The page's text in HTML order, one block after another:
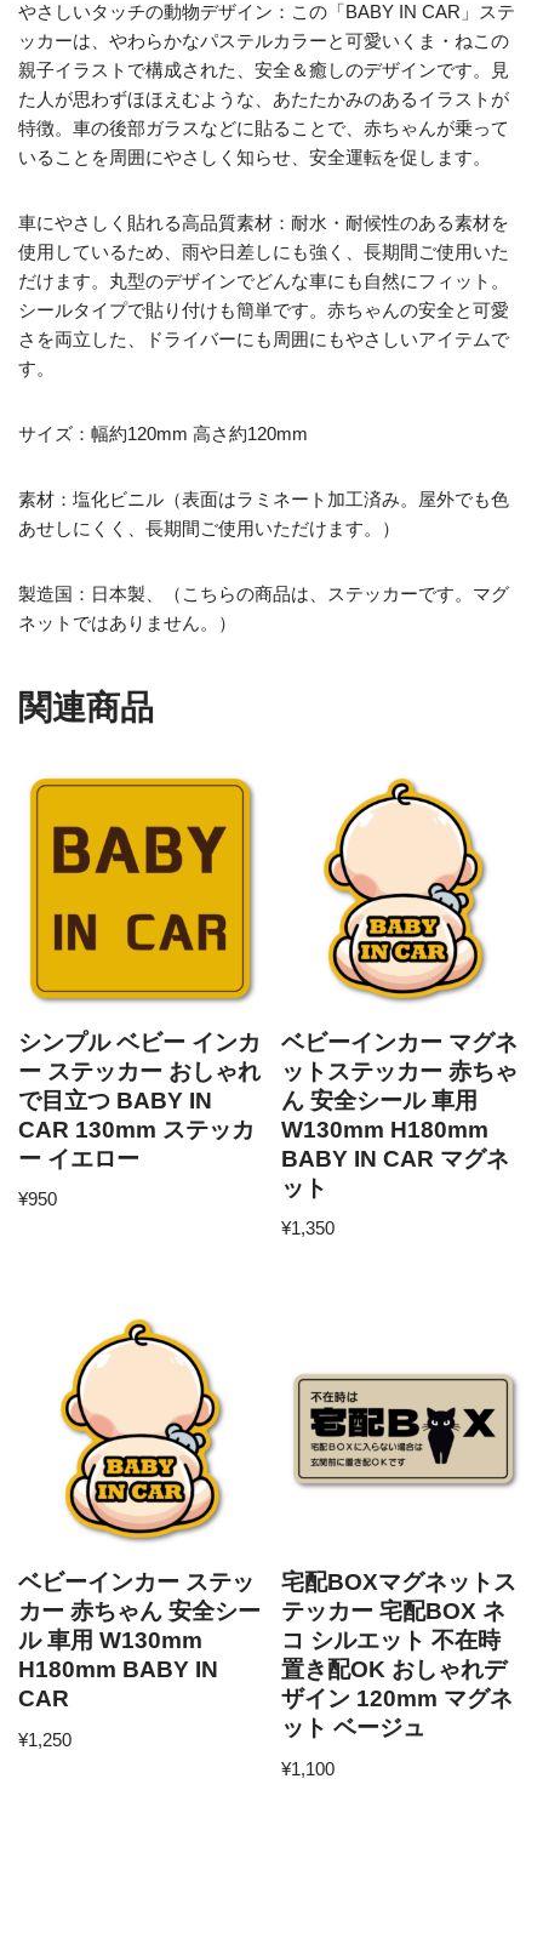
やさしいタッチの動物デザイン：この「BABY IN CAR」ステ
ッカーは、やわらかなパステルカラーと可愛いくま・ねこの
親子イラストで構成された、安全＆癒しのデザインです。見
た人が思わずほほえむような、あたたかみのあるイラストが
特徴。車の後部ガラスなどに貼ることで、赤ちゃんが乗って
いることを周囲にやさしく知らせ、安全運転を促します。
車にやさしく貼れる高品質素材：耐水・耐候性のある素材を
使用しているため、雨や日差しにも強く、長期間ご使用いた
だけます。丸型のデザインでどんな車にも自然にフィット。
シールタイプで貼り付けも簡単です。赤ちゃんの安全と可愛
さを両立した、ドライバーにも周囲にもやさしいアイテムで
す。
サイズ：幅約120mm 高さ約120mm
素材：塩化ビニル（表面はラミネート加工済み。屋外でも色
あせしにくく、長期間ご使用いただけます。）
製造国：日本製、（こちらの商品は、ステッカーです。マグ
ネットではありません。）
関連商品
シンプル ベビー インカ
ー ステッカー おしゃれ
で目立つ BABY IN
CAR 130mm ステッカ
ー イエロー
¥950
ベビーインカー マグネ
ットステッカー 赤ちゃ
ん 安全シール 車用
W130mm H180mm
BABY IN CAR マグネ
ット
¥1,350
ベビーインカー ステッ
カー 赤ちゃん 安全シー
ル 車用 W130mm
H180mm BABY IN
CAR
¥1,250
宅配BOXマグネットス
テッカー 宅配BOX ネ
コ シルエット 不在時
置き配OK おしゃれデ
ザイン 120mm マグネ
ット ベージュ
¥1,100